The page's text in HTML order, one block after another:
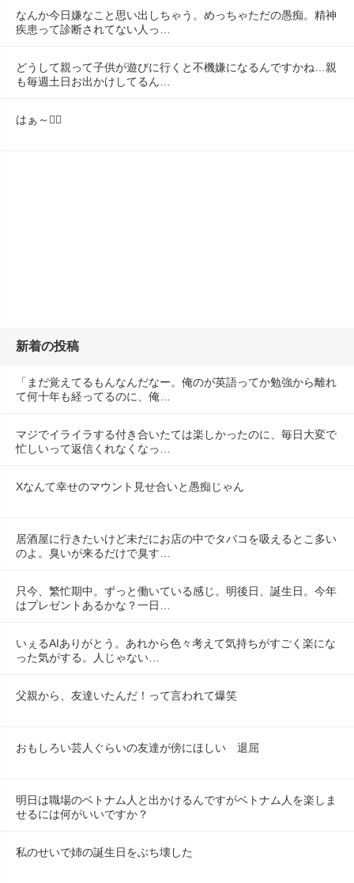
なんか今日嫌なこと思い出しちゃう。めっちゃただの愚痴。精神
疾患って診断されてない人っ…
どうして親って子供が遊びに行くと不機嫌になるんですかね…親
も毎週土日お出かけしてるん…
はぁ～😮‍💨
新着の投稿
「まだ覚えてるもんなんだなー。俺のが英語ってか勉強から離れ
て何十年も経ってるのに、俺…
マジでイライラする付き合いたては楽しかったのに、毎日大変で
忙しいって返信くれなくなっ…
Xなんて幸せのマウント見せ合いと愚痴じゃん
居酒屋に行きたいけど未だにお店の中でタバコを吸えるとこ多い
のよ。臭いが来るだけで臭す…
只今、繁忙期中。ずっと働いている感じ。明後日、誕生日。今年
はプレゼントあるかな？一日…
いぇるAIありがとう。あれから色々考えて気持ちがすごく楽にな
った気がする。人じゃない…
父親から、友達いたんだ！って言われて爆笑
おもしろい芸人ぐらいの友達が傍にほしい　退屈
明日は職場のベトナム人と出かけるんですがベトナム人を楽しま
せるには何がいいですか？
私のせいで姉の誕生日をぶち壊した